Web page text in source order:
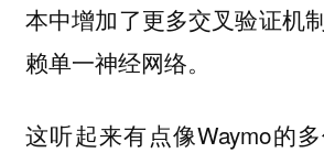
本中增加了更多交叉验证机
赖单一神经网络。
这听起来有点像Waymo的